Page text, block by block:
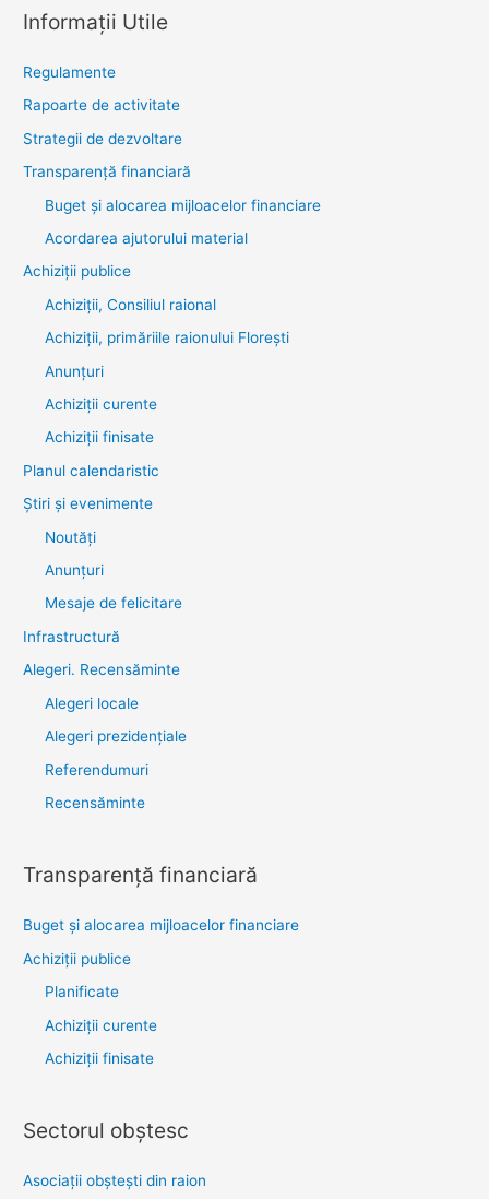
Informații Utile
Regulamente
Rapoarte de activitate
Strategii de dezvoltare
Transparenţă financiară
Buget și alocarea mijloacelor financiare
Acordarea ajutorului material
Achiziţii publice
Achiziții, Consiliul raional
Achiziții, primăriile raionului Florești
Anunțuri
Achiziții curente
Achiziții finisate
Planul calendaristic
Știri şi evenimente
Noutăţi
Anunţuri
Mesaje de felicitare
Infrastructură
Alegeri. Recensăminte
Alegeri locale
Alegeri prezidențiale
Referendumuri
Recensăminte
Transparenţă financiară
Buget și alocarea mijloacelor financiare
Achiziţii publice
Planificate
Achiziții curente
Achiziții finisate
Sectorul obştesc
Asociaţii obşteşti din raion